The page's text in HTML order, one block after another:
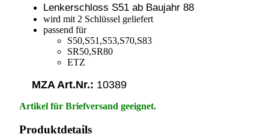
Lenkerschloss S51 ab Baujahr 88
wird mit 2 Schlüssel geliefert
passend für
S50,S51,S53,S70,S83
SR50,SR80
ETZ
MZA Art.Nr.: 10389
Artikel für Briefversand geeignet.
Produktdetails